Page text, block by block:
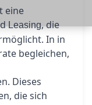
eine
Leasing, die
In in
begleichen,
Dieses
die sich